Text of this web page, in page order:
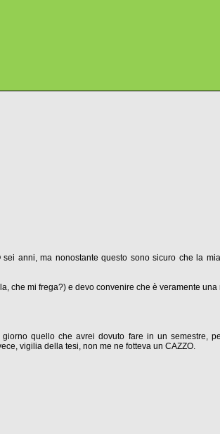
anni, ma nonostante questo sono sicuro che la
che mi frega?) e devo convenire che è veramente una
quello che avrei dovuto fare in un semestre,
vigilia della tesi, non me ne fotteva un CAZZO.